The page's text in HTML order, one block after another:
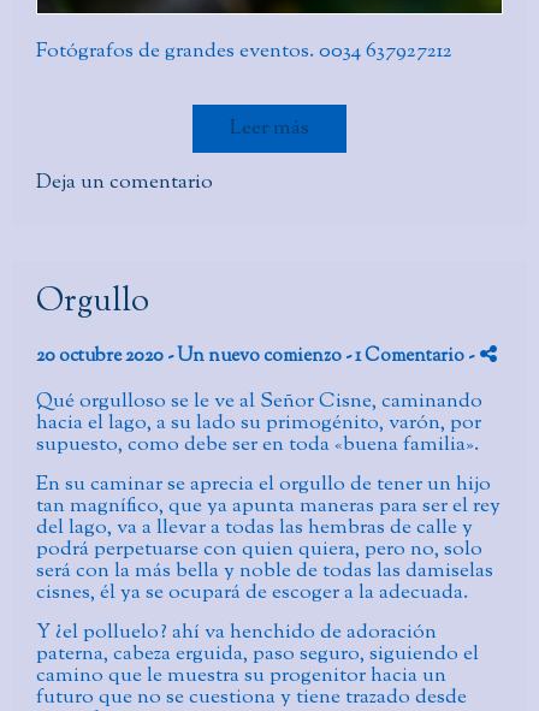
Fotógrafos de grandes eventos. 0034 637927212
Leer más
Deja un comentario
Orgullo
20 octubre 2020 -Un nuevo comienzo- 1 Comentario-
Qué orgulloso se le ve al Señor Cisne, caminando
hacia el lago, a su lado su primogénito, varón, por
supuesto, como debe ser en toda «buena familia».
En su caminar se aprecia el orgullo de tener un hijo
tan magnífico, que ya apunta maneras para ser el rey
del lago, va a llevar a todas las hembras de calle y
podrá perpetuarse con quien quiera, pero no, solo
será con la más bella y noble de todas las damiselas
cisnes, él ya se ocupará de escoger a la adecuada.
Y ¿el polluelo? ahí va henchido de adoración
paterna, cabeza erguida, paso seguro, siguiendo el
camino que le muestra su progenitor hacia un
futuro que no se cuestiona y tiene trazado desde